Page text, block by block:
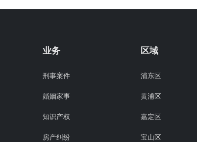
业务
刑事案件
婚姻家事
知识产权
房产纠纷
区域
浦东区
黄浦区
嘉定区
宝山区